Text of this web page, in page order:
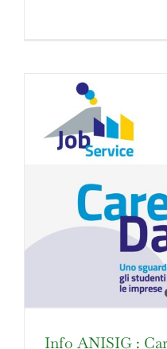
Info ANISIG :